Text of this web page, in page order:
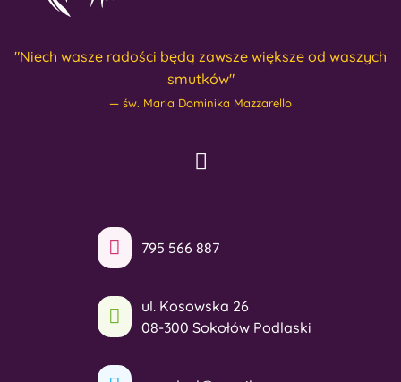
"Niech wasze radości będą zawsze większe od waszych
smutków"
św. Maria Dominika Mazzarello
795 566 887
ul. Kosowska 26
08-300 Sokołów Podlaski